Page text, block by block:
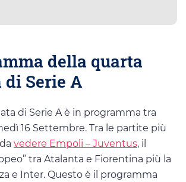
della quarta
Serie A
di Serie A è in programma tra
16 Settembre. Tra le partite più
vedere Empoli – Juventus, il
tra Atalanta e Fiorentina più la
e Inter. Questo è il programma